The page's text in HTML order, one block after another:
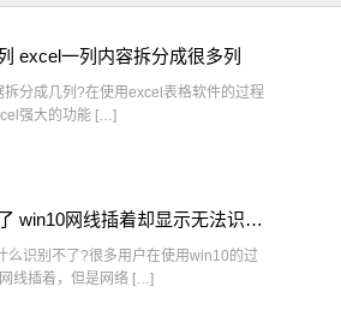
excel一列内容拆分成很多列
成几列?在使用excel表格软件的过程
强大的功能 […]
window10插网线为什么识别不了 win10网线插着却显示无法识别网络
识别不了?很多用户在使用win10的过
线插着，但是网络 […]